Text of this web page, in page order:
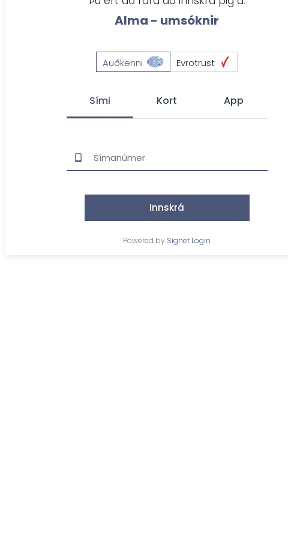
Alma - umsóknir
Auðkenni Evrotrust
Sími Kort App
Innskrá
Powered by Signet Login